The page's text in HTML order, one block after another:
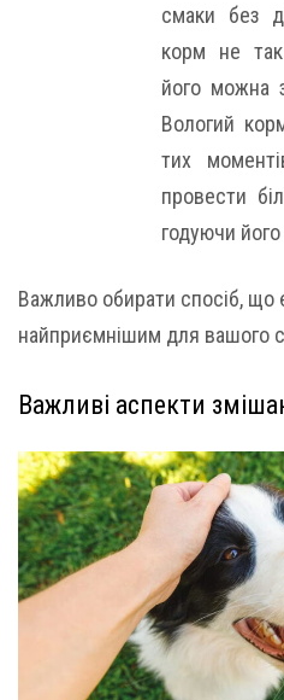
смаки без
корм не
його можна
Вологий
тих
провести
годуючи
Важливо обирати спосіб, що
найприємнішим для вашого
Важливі аспекти